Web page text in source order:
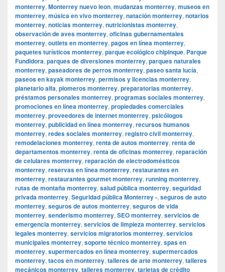
monterrey, Monterrey nuevo leon, mudanzas monterrey, museos en
monterrey, música en vivo monterrey, natación monterrey, notarios
monterrey, noticias monterrey, nutricionistas monterrey,
observación de aves monterrey, oficinas gubernamentales
monterrey, outlets en monterrey, pagos en línea monterrey,
paquetes turísticos monterrey, parque ecológico chipinque, Parque
Fundidora, parques de diversiones monterrey, parques naturales
monterrey, paseadores de perros monterrey, paseo santa lucía,
paseos en kayak monterrey, permisos y licencias monterrey,
planetario alfa, plomeros monterrey, preparatorias monterrey,
préstamos personales monterrey, programas sociales monterrey,
promociones en línea monterrey, propiedades comerciales
monterrey, proveedores de internet monterrey, psicólogos
monterrey, publicidad en línea monterrey, recursos humanos
monterrey, redes sociales monterrey, registro civil monterrey,
remodelaciones monterrey, renta de autos monterrey, renta de
departamentos monterrey, renta de oficinas monterrey, reparación
de celulares monterrey, reparación de electrodomésticos
monterrey, reservas en línea monterrey, restaurantes en
monterrey, restaurantes gourmet monterrey, running monterrey,
rutas de montaña monterrey, salud pública monterrey, seguridad
privada monterrey, Seguridad pública Monterrey -, seguros de auto
monterrey, seguros de autos monterrey, seguros de vida
monterrey, senderismo monterrey, SEO monterrey, servicios de
emergencia monterrey, servicios de limpieza monterrey, servicios
legales monterrey, servicios migratorios monterrey, servicios
municipales monterrey, soporte técnico monterrey, spas en
monterrey, supermercados en línea monterrey, supermercados
monterrey, tacos en monterrey, talleres de arte monterrey, talleres
mecánicos monterrey, talleres monterrey, tarjetas de crédito